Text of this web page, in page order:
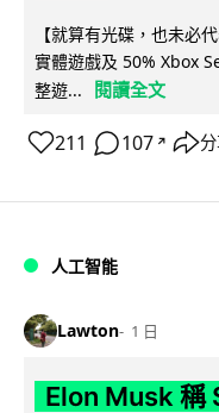
【就算有光碟，也未必
實體遊戲及 50% Xbox
整遊...
閱讀全文
211 107 ↗
人工智能
Lawton 1 日
Elon Musk 稱